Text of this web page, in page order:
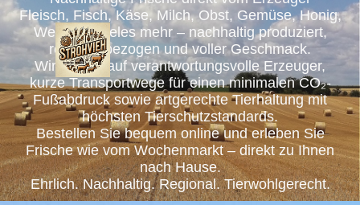
Fleisch, Fisch, Käse, Milch, Obst, Gemüse, Honig,
Wein und vieles mehr – nachhaltig produziert,
regional bezogen und voller Geschmack.
Wir setzen auf verantwortungsvolle Erzeuger,
kurze Transportwege für einen minimalen CO₂-
Fußabdruck sowie artgerechte Tierhaltung mit
höchsten Tierschutzstandards.
Bestellen Sie bequem online und erleben Sie
Frische wie vom Wochenmarkt – direkt zu Ihnen
nach Hause.
Ehrlich. Nachhaltig. Regional. Tierwohlgerecht.